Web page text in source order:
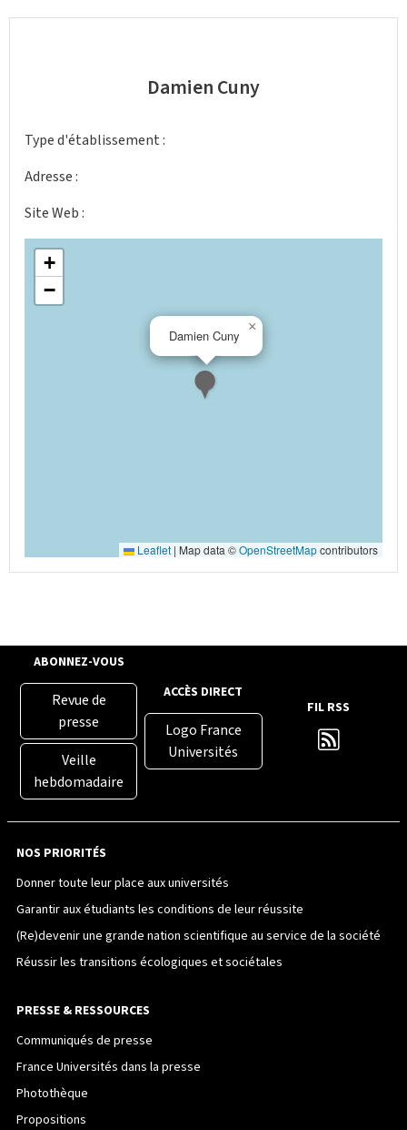
Damien Cuny
Type d'établissement :
Adresse :
Site Web :
Damien Cuny
×
+
−
Leaflet | Map data ©OpenStreetMapcontributors
ABONNEZ-VOUS
Revue de
presse
Veille
hebdomadaire
ACCÈS DIRECT
Logo France
Universités
FIL RSS
NOS PRIORITÉS
Donner toute leur place aux universités
Garantir aux étudiants les conditions de leur réussite
(Re)devenir une grande nation scientifique au service de la société
Réussir les transitions écologiques et sociétales
PRESSE & RESSOURCES
Communiqués de presse
France Universités dans la presse
Photothèque
Propositions